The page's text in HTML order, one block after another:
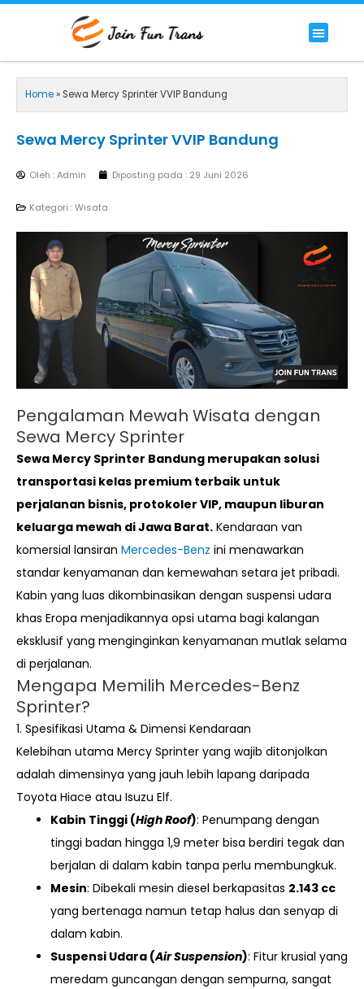
Menu
Home» Sewa Mercy Sprinter VVIP Bandung
Sewa Mercy Sprinter VVIP Bandung
Oleh : Admin Diposting pada : 29 Juni 2026
Kategori :Wisata
Pengalaman Mewah Wisata dengan
Sewa Mercy Sprinter
Sewa Mercy Sprinter Bandung merupakan solusi
transportasi kelas premium terbaik untuk
perjalanan bisnis, protokoler VIP, maupun liburan
keluarga mewah di Jawa Barat. Kendaraan van
komersial lansiran Mercedes-Benz ini menawarkan
standar kenyamanan dan kemewahan setara jet pribadi.
Kabin yang luas dikombinasikan dengan suspensi udara
khas Eropa menjadikannya opsi utama bagi kalangan
eksklusif yang menginginkan kenyamanan mutlak selama
di perjalanan.
Mengapa Memilih Mercedes-Benz
Sprinter?
1. Spesifikasi Utama & Dimensi Kendaraan
Kelebihan utama Mercy Sprinter yang wajib ditonjolkan
adalah dimensinya yang jauh lebih lapang daripada
Toyota Hiace atau Isuzu Elf.
Kabin Tinggi (High Roof): Penumpang dengan
tinggi badan hingga 1,9 meter bisa berdiri tegak dan
berjalan di dalam kabin tanpa perlu membungkuk.
Mesin: Dibekali mesin diesel berkapasitas 2.143 cc
yang bertenaga namun tetap halus dan senyap di
dalam kabin.
Suspensi Udara (Air Suspension): Fitur krusial yang
meredam guncangan dengan sempurna, sangat